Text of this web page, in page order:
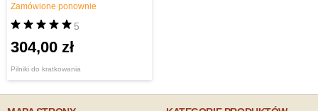
Pilniki do kratkowania
5
Zamówione ponownie
304,00 zł